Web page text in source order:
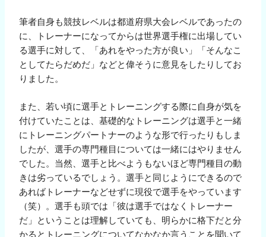
筆者自身も競技レベルは都道府県大会レベルであったの
に、トレーナーになってからは世界選手権に出場してい
る選手に対して、「あれをやった方が良い」「そんなこ
としてたらだめだ」などと偉そうに意見をしたりしてお
りました。
また、若い頃に選手とトレーニングする際に自身が気を
付けていたことは、基礎的なトレーニングは選手と一緒
にトレーニングパートナーのような形で行ったりもしま
したが、選手の専門種目については一緒にはやりません
でした。当然、選手と比べようもないほど専門種目の動
きは劣っているでしょう。選手と同じようにできるので
あればトレーナーなどせずに現役で選手をやっています
（笑）。選手も頭では「彼は選手ではなくトレーナー
だ」ということは理解していても、明らかに格下だと分
かるとトレーニングについてなかなか言うことを聞いて